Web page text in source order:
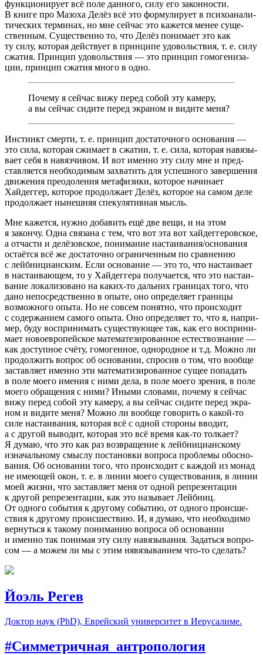
функ­ци­о­ни­рует всё поле данного, силу его закон­но­сти.
В книге про Мазоха Делёз всё это форму­ли­рует в психо­ана­ли­
ти­че­ских терми­нах, но мне сейчас это кажется менее суще­
ствен­ным. Существенно то, что Делёз пони­мает это как
ту силу, кото­рая действует в прин­ципе удоволь­ствия, т. е. силу
сжатия. Принцип удоволь­ствия — это прин­цип гомо­ге­ни­за­
ции, прин­цип сжатия много в одно.
Почему я сейчас вижу перед собой эту камеру,
а вы сейчас сидите перед экра­ном и видите меня?
Инстинкт смерти, т. е. прин­цип доста­точ­ного осно­ва­ния —
это сила, кото­рая сжимает в сжатии, т. е. сила, кото­рая навя­зы­
вает себя в навяз­чи­вом. И вот именно эту силу мне и пред­
став­ля­ется необ­хо­ди­мым захва­тить для успеш­ного завер­ше­ния
движе­ния преодо­ле­ния мета­фи­зики, кото­рое начи­нает
Хайдеггер, кото­рое продол­жает Делёз, кото­рое на самом деле
продол­жает нынеш­няя спеку­ля­тив­ная мысль.
Мне кажется, нужно доба­вить ещё две вещи, и на этом
я закончу. Одна связана с тем, что вот эта вот хайдег­ге­ров­ское,
а отча­сти и делё­зо­в­ское, пони­ма­ние наста­и­ва­ния/осно­ва­ния
оста­ётся всё же доста­точно огра­ни­чен­ным по срав­не­нию
с лейб­ни­ци­ан­ским. Если осно­ва­ние — это то, что наста­и­вает
в наста­и­ва­ю­щем, то у Хайдеггера полу­ча­ется, что это наста­и­
ва­ние лока­ли­зо­вано на каких-то даль­них грани­цах того, что
дано непо­сред­ственно в опыте, оно опре­де­ляет границы
возмож­ного опыта. Но не совсем понятно, что проис­хо­дит
с содер­жа­нием самого опыта. Оно опре­де­ляет то, что я, напри­
мер, буду воспри­ни­мать суще­ству­ю­щее так, как его воспри­ни­
мает ново­ев­ро­пей­ское мате­ма­те­зи­ро­ван­ное есте­ство­зна­ние —
как доступ­ное счёту, гомо­ген­ное, одно­род­ное и т.д. Можно ли
продол­жить вопрос об осно­ва­нии, спро­сив о том, что вообще
застав­ляет именно эти мате­ма­ти­зи­ро­ван­ное сущее попа­дать
в поле моего имения с ними дела, в поле моего зрения, в поле
моего обра­ще­ния с ними? Иными словами, почему я сейчас
вижу перед собой эту камеру, а вы сейчас сидите перед экра­
ном и видите меня? Можно ли вообще гово­рить о какой-то
силе наста­и­ва­ния, кото­рая всё с одной стороны вводит,
а с другой выво­дит, кото­рая это всё время как-то толкает?
Я думаю, что это как раз возвра­ще­ние к лейб­ни­ци­ан­скому
изна­чаль­ному смыслу поста­новки вопроса проблемы обос­но­
ва­ния. Об осно­ва­нии того, что проис­хо­дит с каждой из монад
не имею­щей окон, т. е. в линии моего суще­ство­ва­ния, в линии
моей жизни, что застав­ляет меня от одной репре­зен­та­ции
к другой репре­зен­та­ции, как это назы­вает Лейбниц.
От одного собы­тия к другому собы­тию, от одного проис­ше­
ствия к другому проис­ше­ствию. И, я думаю, что необ­хо­димо
вернуться к такому пони­ма­нию вопроса об осно­ва­нии
и именно так пони­мая эту силу навя­зы­ва­ния. Задаться вопро­
сом — а можем ли мы с этим нявя­зы­ва­нием что-то сделать?
Йоэль Регев
Доктор наук (PhD), Еврейский универ­си­тет в Иерусалиме.
#Симметричная_антропология